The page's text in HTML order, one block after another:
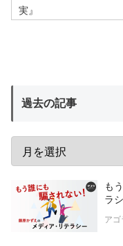
実』
過去の記事
も
ラ
アゴ